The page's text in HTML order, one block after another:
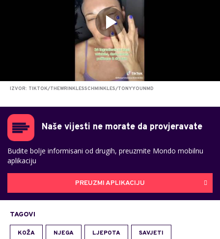
IZVOR: TIKTOK/THEWRINKLESSCHMINKLES/TONYYOUNMD
Naše vijesti ne morate da provjeravate
Budite bolje informisani od drugih, preuzmite Mondo mobilnu
aplikaciju
PREUZMI APLIKACIJU
TAGOVI
KOŽA NJEGA LJEPOTA SAVJETI